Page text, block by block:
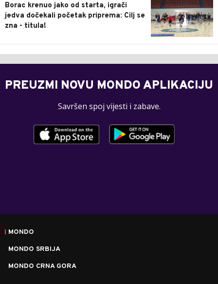
Borac krenuo jako od starta, igrači
jedva dočekali početak priprema: Cilj se
zna - titula!
PREUZMI NOVU MONDO APLIKACIJU
Savršen spoj vijesti i zabave.
MONDO
MONDO SRBIJA
MONDO CRNA GORA